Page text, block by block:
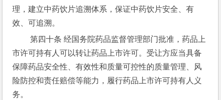
理，建立中药饮片追溯体系，保证中药饮片安全、有
效、可追溯。
第四十条 经国务院药品监督管理部门批准，药品上
市许可持有人可以转让药品上市许可。受让方应当具备
保障药品安全性、有效性和质量可控性的质量管理、风
险防控和责任赔偿等能力，履行药品上市许可持有人义
务。